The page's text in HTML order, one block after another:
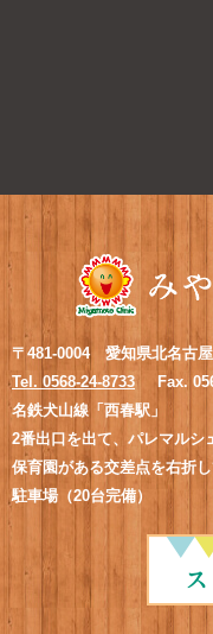
〒481-0004 愛知県北名古
Tel. 0568-24-8733
Fax.
名鉄犬山線「西春駅」
2番出口を出て、パレマルシ
保育園がある交差点を右折
駐車場（20台完備）